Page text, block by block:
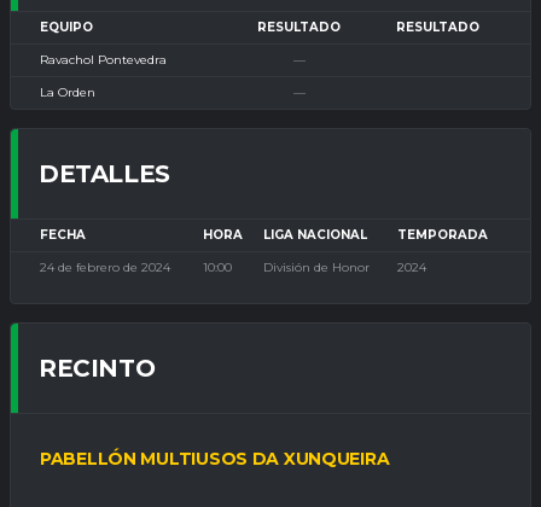
EQUIPO RESULTADO RESULTADO
Ravachol Pontevedra —
La Orden —
DETALLES
FECHA HORA LIGA NACIONAL TEMPORADA
24 de febrero de 2024 10:00 División de Honor 2024
RECINTO
PABELLÓN MULTIUSOS DA XUNQUEIRA